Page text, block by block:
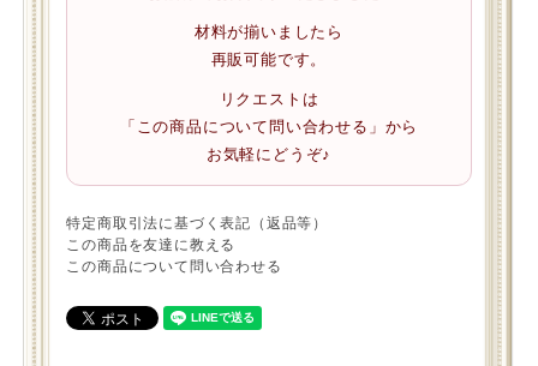
材料が揃いましたら
再販可能です。
リクエストは
「この商品について問い合わせる」から
お気軽にどうぞ♪
特定商取引法に基づく表記（返品等）
この商品を友達に教える
この商品について問い合わせる